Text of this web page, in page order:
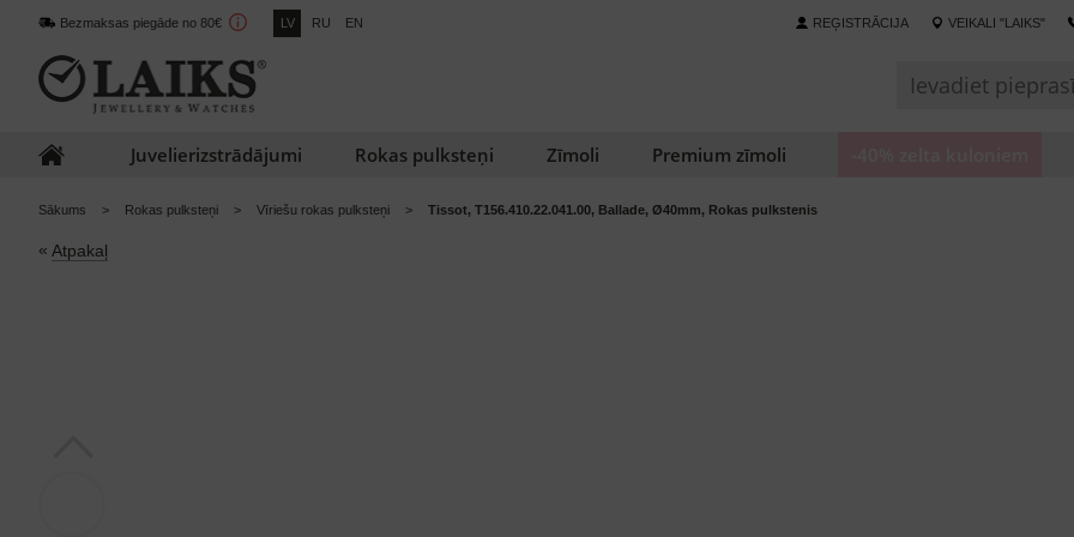
Bezmaksas piegāde no 80€ LV RU EN REĢISTRĀCIJA VEIKALI "LAIKS"
Juvelierizstrādājumi Rokas pulksteņi Zīmoli Premium zīmoli
Sākums Rokas pulksteņi Vīriešu rokas pulksteņi Tissot, T156.410.22.041.00, Ballade, Ø40mm, Rokas pulkstenis
« Atpakaļ